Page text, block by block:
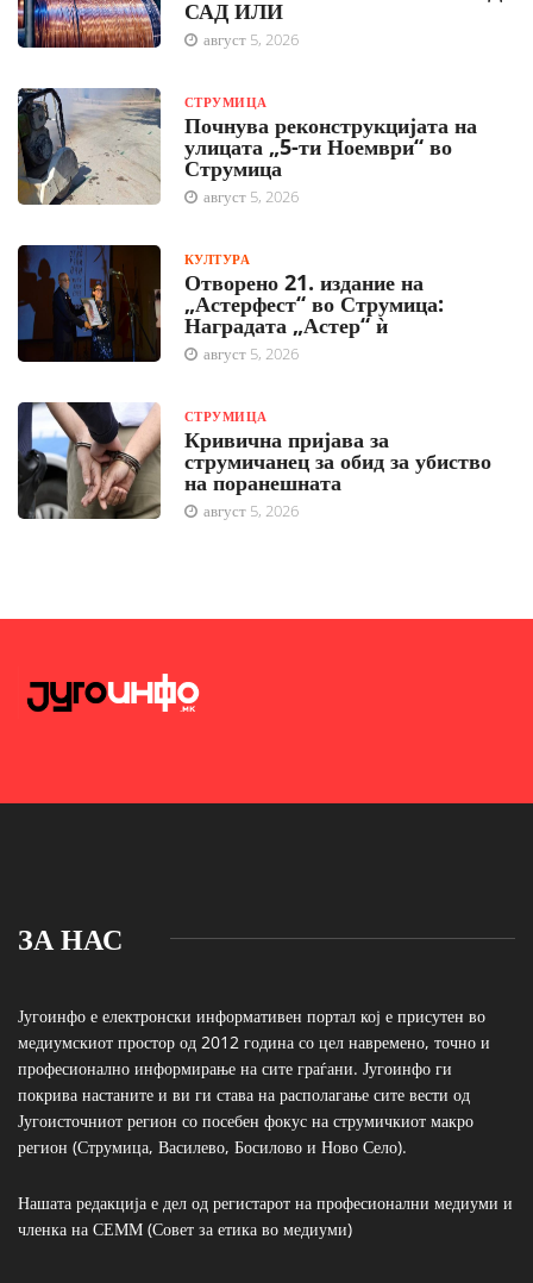
САД ИЛИ
август 5, 2026
СТРУМИЦА
Почнува реконструкцијата на
улицата „5-ти Ноември“ во
Струмица
август 5, 2026
КУЛТУРА
Отворено 21. издание на
„Астерфест“ во Струмица:
Наградата „Астер“ ѝ
август 5, 2026
СТРУМИЦА
Кривична пријава за
струмичанец за обид за убиство
на поранешната
август 5, 2026
ЗА НАС
Југоинфо е електронски информативен портал кој е присутен во
медиумскиот простор од 2012 година со цел навремено, точно и
професионално информирање на сите граѓани. Југоинфо ги
покрива настаните и ви ги става на располагање сите вести од
Југоисточниот регион со посебен фокус на струмичкиот макро
регион (Струмица, Василево, Босилово и Ново Село).
Нашата редакција е дел од регистарот на професионални медиуми и
членка на СЕММ (Совет за етика во медиуми)